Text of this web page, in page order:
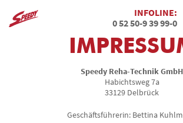
INFOLINE:
0 52 50-9 39 99-0
Speedy Reha-Technik GmbH
Habichtsweg 7a
33129 Delbrück
Geschäftsführerin: Bettina